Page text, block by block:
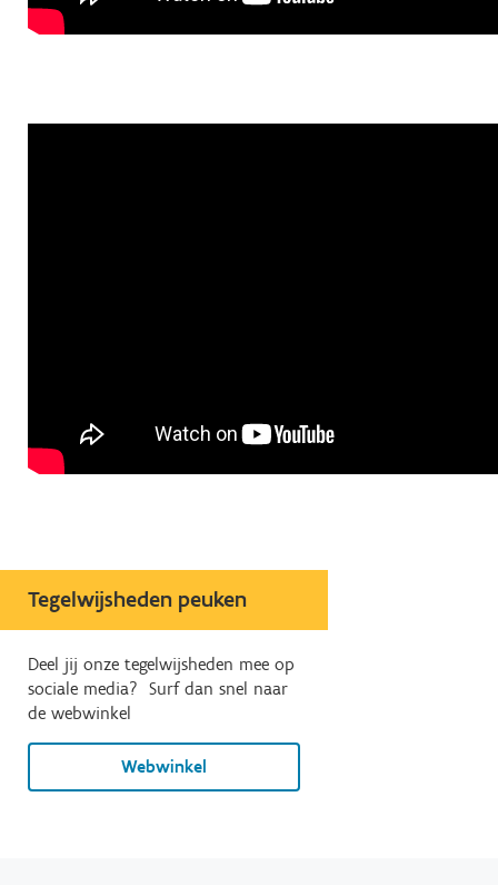
Tegelwijsheden peuken
Deel jij onze tegelwijsheden mee op
sociale media? Surf dan snel naar
de webwinkel
Webwinkel